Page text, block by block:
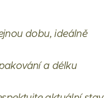
dobu, ideálně
a délku